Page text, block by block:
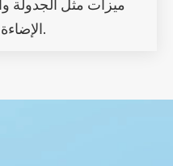
ميزات مثل الجدولة
الإضاءة الخارجية القابلة للتخصيص.